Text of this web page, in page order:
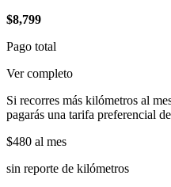
$8,799
Pago total
Ver completo
Si recorres más kilómetros al
pagarás una tarifa preferencial de
$480 al mes
sin reporte de kilómetros